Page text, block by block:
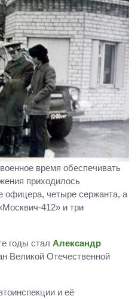
время обеспечивать
приходилось
офицера, четыре сержанта, а
412» и три
годы стал Александр
Великой Отечественной
и её